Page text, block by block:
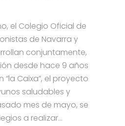
el Colegio Oficial de
de Navarra y
conjuntamente,
desde hace 9 años
“la Caixa”, el proyecto
saludables y
mes de mayo, se
a realizar...